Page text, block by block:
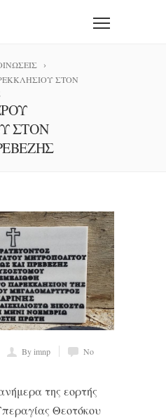
ΣΤΟΝ
ΣΤΟΝ
By imnp
No
της εορτής
Θεοτόκου